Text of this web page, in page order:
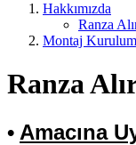
Hakkımızda
Ranza
Montaj
Ranza
• Amacına